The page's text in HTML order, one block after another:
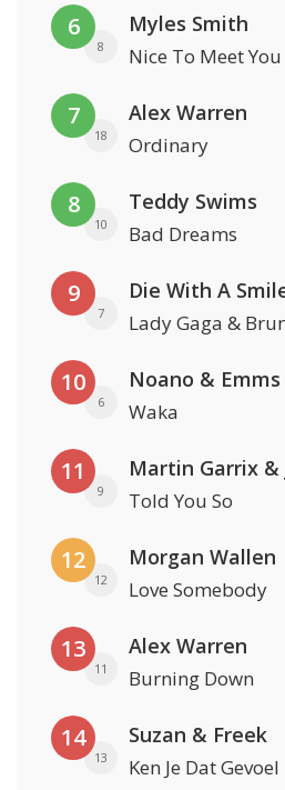
6
8
Myles Smith
Nice To Meet You
7
18
Alex Warren
Ordinary
8
10
Teddy Swims
Bad Dreams
9
7
Die With A
Lady Gaga &
10
6
Noano & Emms
Waka
11
9
Martin Garrix &
Told You So
12
12
Morgan Wallen
Love Somebody
13
11
Alex Warren
Burning Down
14
13
Suzan & Freek
Ken Je Dat Gevoel